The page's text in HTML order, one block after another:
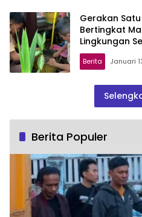
Gerakan
Bertingkat
Lingkungan
Berita Januari
Berita Populer